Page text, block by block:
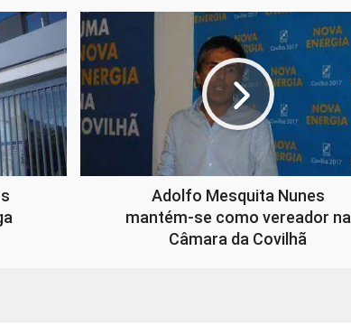
Adolfo Mesquita Nunes
mantém-se como vereador na
Câmara da Covilhã